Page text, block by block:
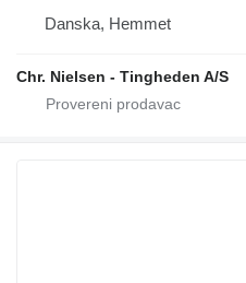
Danska, Hemmet
Chr. Nielsen - Tingheden A/S